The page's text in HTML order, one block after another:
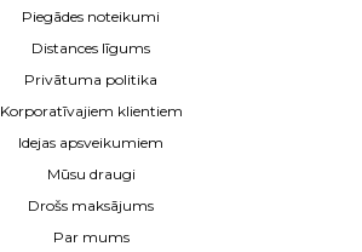
Piegādes noteikumi
Distances līgums
Privātuma politika
Korporatīvajiem klientiem
Idejas apsveikumiem
Mūsu draugi
Drošs maksājums
Par mums